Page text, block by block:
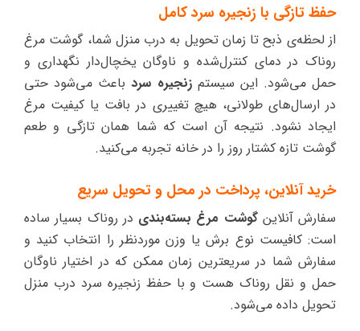
حفظ تازگی با زنجیره سرد کامل
از لحظه‌ی ذبح تا زمان تحویل به درب منزل شما، گوشت مرغ
روناک در دمای کنترل‌شده و ناوگان یخچال‌دار نگهداری و
حمل می‌شود. این سیستمزنجیره سردباعث می‌شود حتی
در ارسال‌های طولانی، هیچ تغییری در بافت یا کیفیت مرغ
ایجاد نشود. نتیجه آن است که شما همان تازگی و طعم
گوشت تازه‌ کشتار روز را در خانه تجربه می‌کنید.
خرید آنلاین، پرداخت در محل و تحویل سریع
سفارش آنلاینگوشت مرغ بسته‌بندی در روناک بسیار ساده
است: کافیست نوع برش یا وزن موردنظر را انتخاب کنید و
سفارش شما در سریعترین زمان ممکن که در اختیار ناوگان
حمل و نقل روناک هست و با حفظ زنجیره سرد درب منزل
تحویل داده می‌شود.